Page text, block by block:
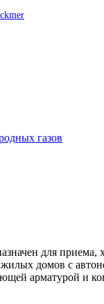
газов
для
домов с
арматурой и